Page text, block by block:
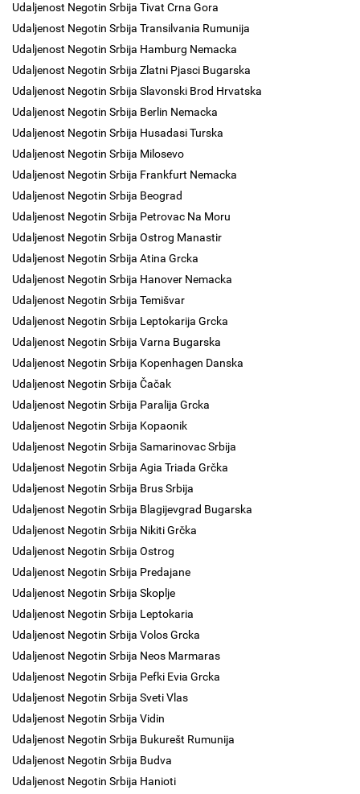
Udaljenost Negotin Srbija Tivat Crna Gora
Udaljenost Negotin Srbija Transilvania Rumunija
Udaljenost Negotin Srbija Hamburg Nemacka
Udaljenost Negotin Srbija Zlatni Pjasci Bugarska
Udaljenost Negotin Srbija Slavonski Brod Hrvatska
Udaljenost Negotin Srbija Berlin Nemacka
Udaljenost Negotin Srbija Husadasi Turska
Udaljenost Negotin Srbija Milosevo
Udaljenost Negotin Srbija Frankfurt Nemacka
Udaljenost Negotin Srbija Beograd
Udaljenost Negotin Srbija Petrovac Na Moru
Udaljenost Negotin Srbija Ostrog Manastir
Udaljenost Negotin Srbija Atina Grcka
Udaljenost Negotin Srbija Hanover Nemacka
Udaljenost Negotin Srbija Temišvar
Udaljenost Negotin Srbija Leptokarija Grcka
Udaljenost Negotin Srbija Varna Bugarska
Udaljenost Negotin Srbija Kopenhagen Danska
Udaljenost Negotin Srbija Čačak
Udaljenost Negotin Srbija Paralija Grcka
Udaljenost Negotin Srbija Kopaonik
Udaljenost Negotin Srbija Samarinovac Srbija
Udaljenost Negotin Srbija Agia Triada Grčka
Udaljenost Negotin Srbija Brus Srbija
Udaljenost Negotin Srbija Blagijevgrad Bugarska
Udaljenost Negotin Srbija Nikiti Grčka
Udaljenost Negotin Srbija Ostrog
Udaljenost Negotin Srbija Predajane
Udaljenost Negotin Srbija Skoplje
Udaljenost Negotin Srbija Leptokaria
Udaljenost Negotin Srbija Volos Grcka
Udaljenost Negotin Srbija Neos Marmaras
Udaljenost Negotin Srbija Pefki Evia Grcka
Udaljenost Negotin Srbija Sveti Vlas
Udaljenost Negotin Srbija Vidin
Udaljenost Negotin Srbija Bukurešt Rumunija
Udaljenost Negotin Srbija Budva
Udaljenost Negotin Srbija Hanioti